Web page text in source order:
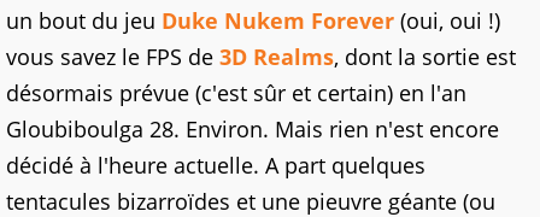
un bout du jeu Duke Nukem Forever (oui, oui !)
vous savez le FPS de 3D Realms, dont la sortie est
désormais prévue (c'est sûr et certain) en l'an
Gloubiboulga 28. Environ. Mais rien n'est encore
décidé à l'heure actuelle. A part quelques
tentacules bizarroïdes et une pieuvre géante (ou